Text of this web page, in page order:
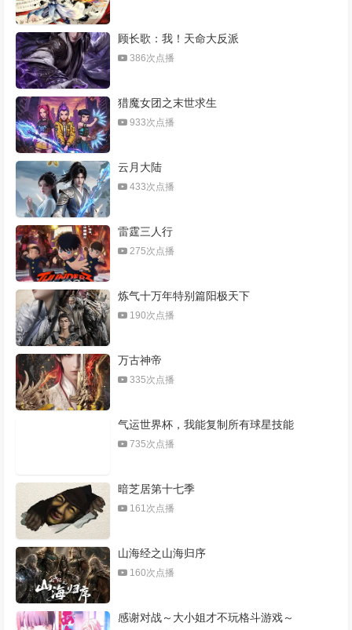
顾长歌：我！天命大反派
386次点播
猎魔女团之末世求生
933次点播
云月大陆
433次点播
雷霆三人行
275次点播
炼气十万年特别篇阳极天下
190次点播
万古神帝
335次点播
气运世界杯，我能复制所有球星技能
735次点播
暗芝居第十七季
161次点播
山海经之山海归序
160次点播
感谢对战～大小姐才不玩格斗游戏～